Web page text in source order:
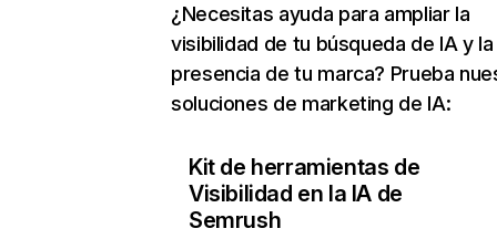
¿Necesitas ayuda para ampliar la
visibilidad de tu búsqueda de IA y la
presencia de tu marca? Prueba
soluciones de marketing de IA:
Kit de herramientas de
Visibilidad en la IA de
Semrush